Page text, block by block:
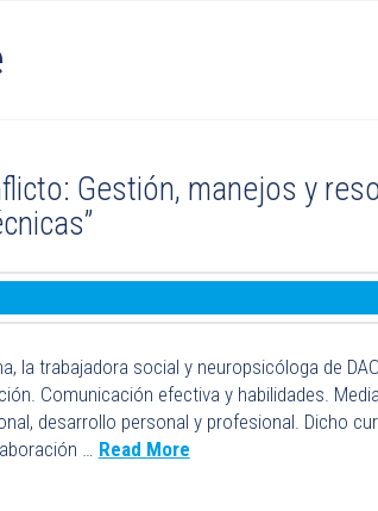
Gestión, manejos y
la trabajadora social y neuropsicóloga de
Comunicación efectiva y habilidades.
desarrollo personal y profesional. Dicho
… Read More